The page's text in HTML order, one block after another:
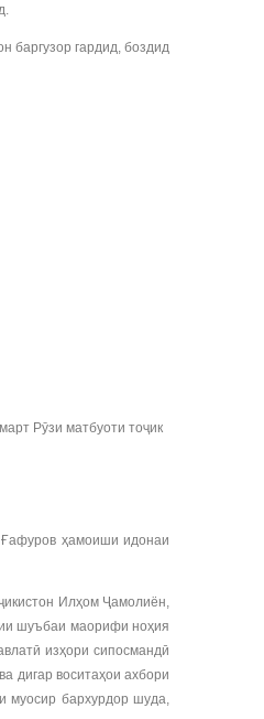
баргузор гардид, боздид
Рӯзи матбуоти тоҷик
ҳамоиши идонаи
Илҳом Ҷамолиён,
шуъбаи маорифи ноҳия
изҳори сипосмандӣ
дигар воситаҳои ахбори
муосир бархурдор шуда,